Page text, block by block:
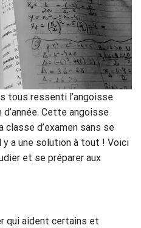
tous ressenti l’angoisse
d’année. Cette angoisse
classe d’examen sans se
a une solution à tout ! Voici
et se préparer aux
qui aident certains et